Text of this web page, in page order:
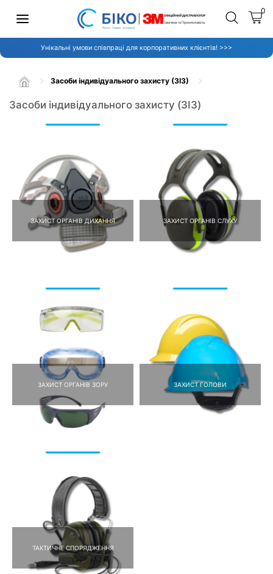
0
Унікальні умови співпраці для корпоративних клієнтів! >>>
Засоби індивідуального захисту (ЗІЗ)
Засоби індивідуального захисту (ЗІЗ)
ЗАХИСТ ОРГАНІВ ДИХАННЯ ЗАХИСТ ОРГАНІВ СЛУХУ
ЗАХИСТ ОРГАНІВ ЗОРУ ЗАХИСТ ГОЛОВИ
ТАКТИЧНЕ СПОРЯДЖЕННЯ